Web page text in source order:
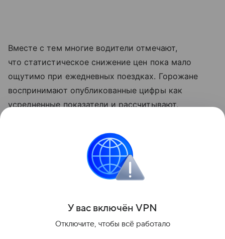
Вместе с тем многие водители отмечают,
что статистическое снижение цен пока мало
ощутимо при ежедневных поездках. Горожане
воспринимают опубликованные цифры как
усредненные показатели и рассчитывают,
закрепится на городских АЗС и в дальнейшем.
Ранее сообщалось о лимитах на продажу топлива
Поделиться
У вас включён VPN
Отключите, чтобы всё работало